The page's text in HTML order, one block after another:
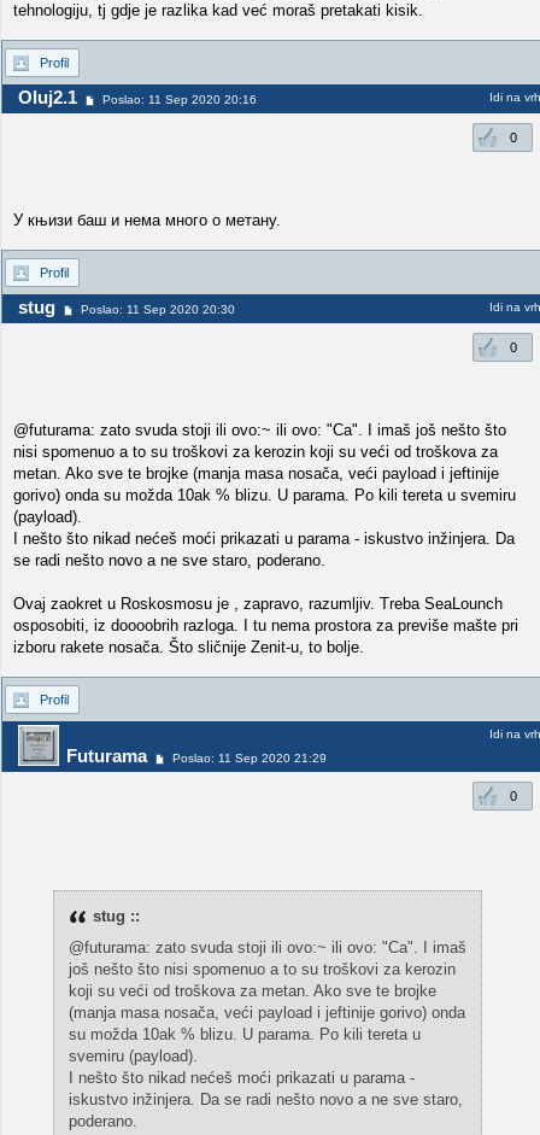
tehnologiju, tj gdje je razlika kad već moraš pretakati kisik.
Profil
Oluj2.1 Poslao: 11 Sep 2020 20:16 Idi na vrh
0
У књизи баш и нема много о метану.
Profil
stug Poslao: 11 Sep 2020 20:30 Idi na vrh
0
@futurama: zato svuda stoji ili ovo:~ ili ovo: "Ca". I imaš još nešto što
nisi spomenuo a to su troškovi za kerozin koji su veći od troškova za
metan. Ako sve te brojke (manja masa nosača, veći payload i jeftinije
gorivo) onda su možda 10ak % blizu. U parama. Po kili tereta u svemiru
(payload).
I nešto što nikad nećeš moći prikazati u parama - iskustvo inžinjera. Da
se radi nešto novo a ne sve staro, poderano.
Ovaj zaokret u Roskosmosu je , zapravo, razumljiv. Treba SeaLounch
osposobiti, iz doooobrih razloga. I tu nema prostora za previše mašte pri
izboru rakete nosača. Što sličnije Zenit-u, to bolje.
Profil
Futurama Poslao: 11 Sep 2020 21:29
Idi na vrh
0
stug ::
@futurama: zato svuda stoji ili ovo:~ ili ovo: "Ca". I imaš
još nešto što nisi spomenuo a to su troškovi za kerozin
koji su veći od troškova za metan. Ako sve te brojke
(manja masa nosača, veći payload i jeftinije gorivo) onda
su možda 10ak % blizu. U parama. Po kili tereta u
svemiru (payload).
I nešto što nikad nećeš moći prikazati u parama -
iskustvo inžinjera. Da se radi nešto novo a ne sve staro,
poderano.